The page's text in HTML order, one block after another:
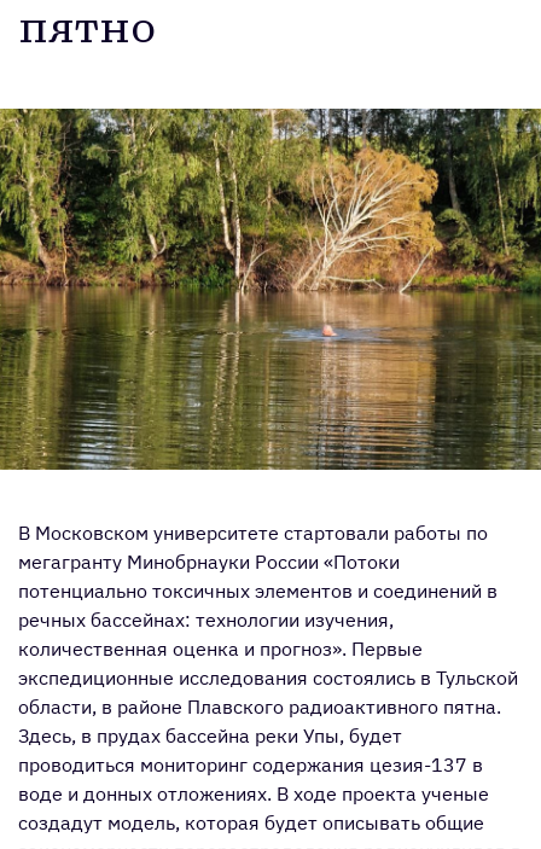
пят­но
В Московском университете стартовали работы по
мегагранту Минобрнауки России «Потоки
потенциально токсичных элементов и соединений в
речных бассейнах: технологии изучения,
количественная оценка и прогноз». Первые
экспедиционные исследования состоялись в Тульской
области, в районе Плавского радиоактивного пятна.
Здесь, в прудах бассейна реки Упы, будет
проводиться мониторинг содержания цезия-137 в
воде и донных отложениях. В ходе проекта ученые
создадут модель, которая будет описывать общие